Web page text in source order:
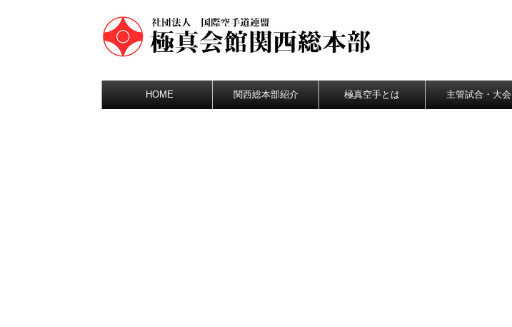
HOME 関西総本部紹介 極真空手とは 主管試合・大会